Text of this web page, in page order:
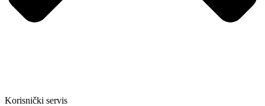
Korisnički servis